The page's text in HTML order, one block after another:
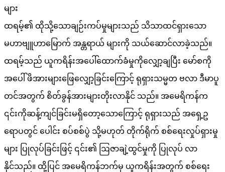
များ
ထရမ့်၏ ထိုသို့သောချဉ်းကပ်မှုများသည် သိသာထင်ရှားသော
မဟာဗျူဟာမြောက် အန္တရာယ် များကို သယ်ဆောင်လာခဲ့သည်။
ထရမ့်သည် ယူကရိန်းအပေါ်ထောက်ခံမှုကိုလျှော့ချပြီး မော်စကို
အပေါ် ဖိအားများဖြေလျှော့ခြင်းကြောင့် ရုရှားသမ္မတ ဗလာ ဒီမာပူ
တင်အတွက် စိတ်ခွန်အားများတိုးလာနိုင် သည်။ အမေရိကန်က
၎င်းကိုဆန့်ကျင်ခြင်းမရှိတော့သောကြောင့် ရုရှားသည် အရှေ့ဥ
ရောပတွင် ပေါင်း စပ်စစ်ပွဲ သို့မဟုတ် တိုက်ရိုက် စစ်ရေးလှုပ်ရှားမှု
များ ပြုလုပ်ခြင်းဖြင့် ၎င်း၏ ဩဇာချဲ့ထွင်မှုကို ပြုလုပ် လာ
နိုင်သည်။ ထို့ပြင် အမေရိကန်ဘက်မှ ယူကရိန်းအတွက် စစ်ရေး